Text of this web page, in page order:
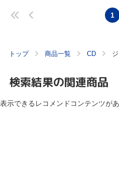
1
トップ 商品一覧 CD
検索結果の関連商品
表示できるレコメンドコンテンツが